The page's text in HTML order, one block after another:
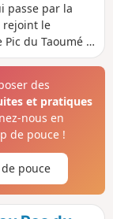
passe par la
rejoint le
du Taoumé et
de Passe-
des
et pratiques
nous en
de pouce !
pouce